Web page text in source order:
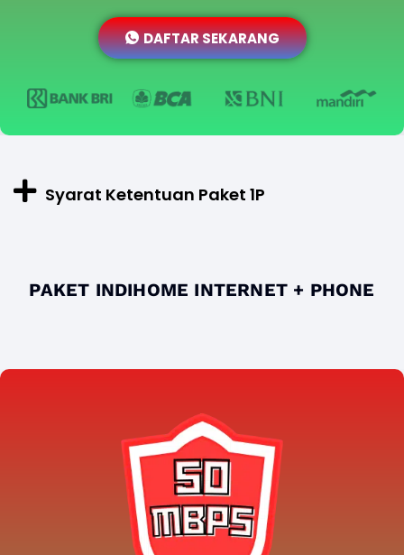
DAFTAR SEKARANG
Syarat Ketentuan Paket 1P
PAKET INDIHOME INTERNET + PHONE